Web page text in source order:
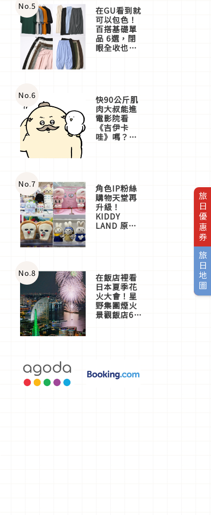
旅日優惠券
旅日地圖
No.5 在GU看到就
可以包色！
百搭基礎單
品 6選，閉
眼全收也不
No.6 快90公斤肌
肉大叔能進
電影院看
《吉伊卡
哇》嗎？日
一同給出了
答案
No.7 角色IP粉絲
購物天堂再
升級！
KIDDY
LAND 原宿
店3分即達
No.8 在飯店裡看
日本夏季花
火大會！星
野集團煙火
景觀飯店6